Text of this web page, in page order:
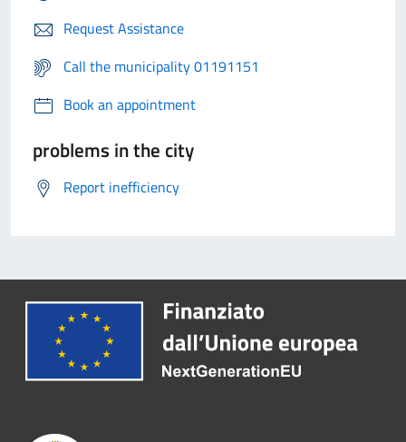
Request Assistance
Call the municipality 01191151
Book an appointment
problems in the city
Report inefficiency